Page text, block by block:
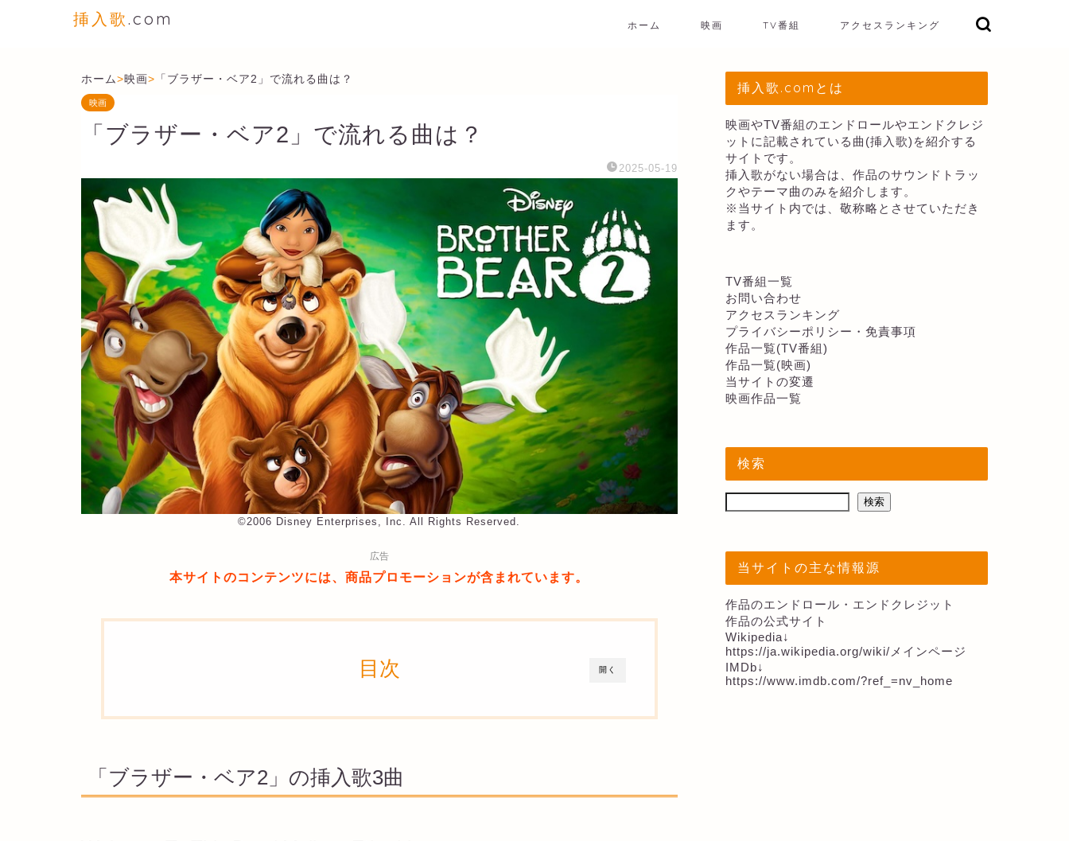
挿入歌.com ホーム 映画 TV番組 アクセスランキング
ホーム>映画> 「ブラザー・ベア2」で流れる曲は？
映画
「ブラザー・ベア2」で流れる曲は？
2025-05-19
©︎2006 Disney Enterprises, Inc. All Rights Reserved.
広告
本サイトのコンテンツには、商品プロモーションが含まれています。
開く
目次
「ブラザー・ベア2」の挿入歌3曲
挿入歌.comとは
映画やTV番組のエンドロールやエンドクレジ
ットに記載されている曲(挿入歌)を紹介する
サイトです。
挿入歌がない場合は、作品のサウンドトラッ
クやテーマ曲のみを紹介します。
※当サイト内では、敬称略とさせていただき
ます。
TV番組一覧
お問い合わせ
アクセスランキング
プライバシーポリシー・免責事項
作品一覧(TV番組)
作品一覧(映画)
当サイトの変遷
映画作品一覧
検索
検索
当サイトの主な情報源
作品のエンドロール・エンドクレジット
作品の公式サイト
Wikipedia↓
https://ja.wikipedia.org/wiki/メインページ
IMDb↓
https://www.imdb.com/?ref_=nv_home